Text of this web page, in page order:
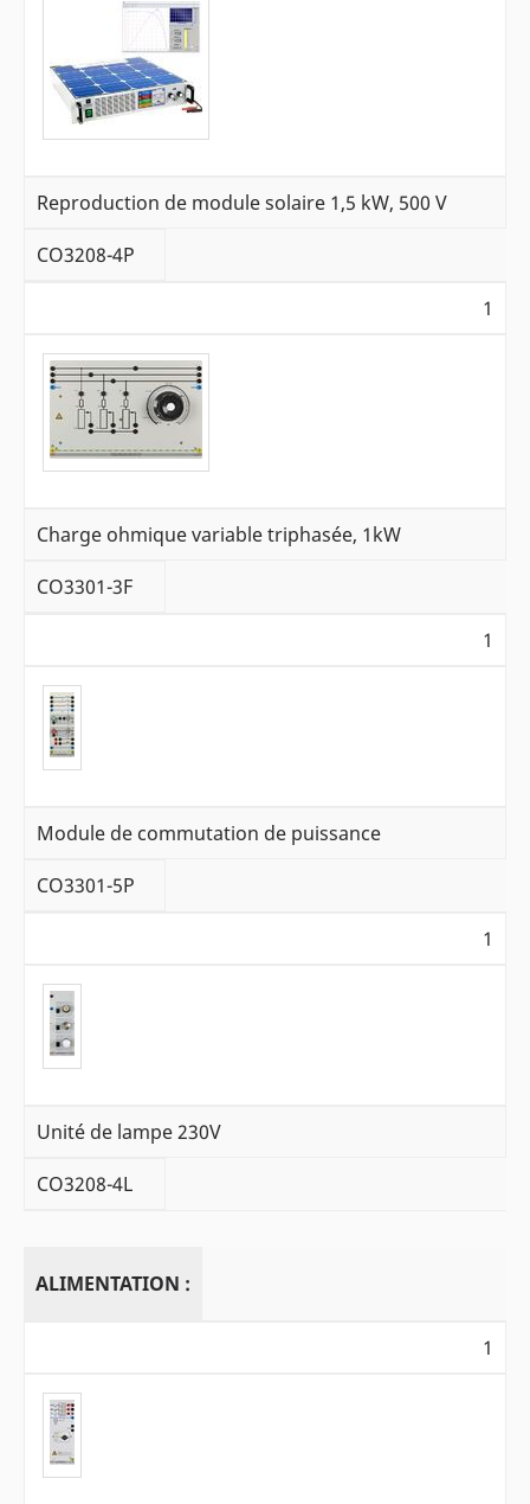
Reproduction de module solaire 1,5 kW, 500 V
CO3208-4P
1
Charge ohmique variable triphasée, 1kW
CO3301-3F
1
Module de commutation de puissance
CO3301-5P
1
Unité de lampe 230V
CO3208-4L
ALIMENTATION :
1